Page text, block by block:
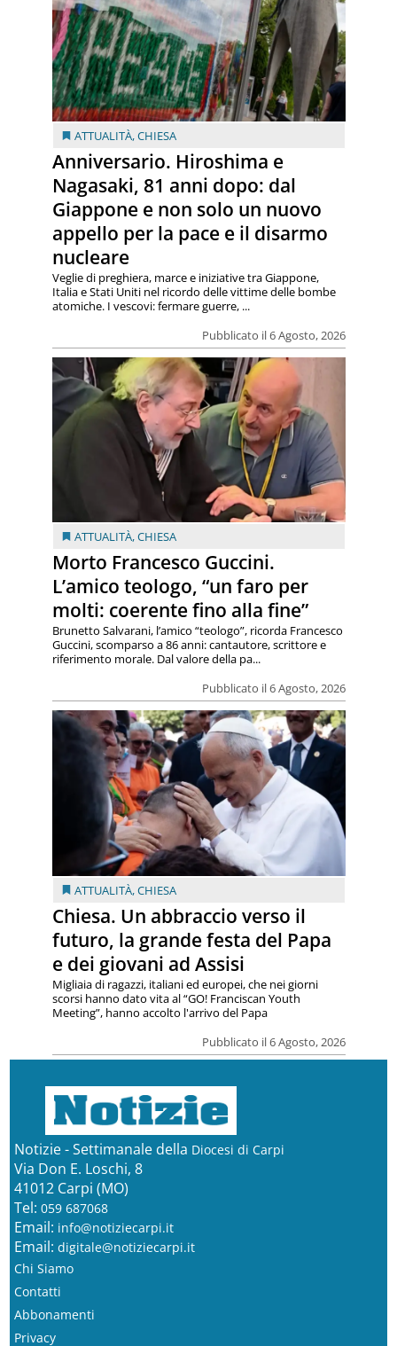
ATTUALITÀ,CHIESA
Anniversario. Hiroshima e
Nagasaki, 81 anni dopo: dal
Giappone e non solo un nuovo
appello per la pace e il disarmo
nucleare
Pubblicato il 6 Agosto, 2026
Veglie di preghiera, marce e iniziative tra Giappone,
Italia e Stati Uniti nel ricordo delle vittime delle bombe
atomiche. I vescovi: fermare guerre, ...
ATTUALITÀ,CHIESA
Morto Francesco Guccini.
L’amico teologo, “un faro per
molti: coerente fino alla fine”
Pubblicato il 6 Agosto, 2026
Brunetto Salvarani, l’amico “teologo”, ricorda Francesco
Guccini, scomparso a 86 anni: cantautore, scrittore e
riferimento morale. Dal valore della pa...
ATTUALITÀ,CHIESA
Chiesa. Un abbraccio verso il
futuro, la grande festa del Papa
e dei giovani ad Assisi
Pubblicato il 6 Agosto, 2026
Migliaia di ragazzi, italiani ed europei, che nei giorni
scorsi hanno dato vita al “GO! Franciscan Youth
Meeting”, hanno accolto l'arrivo del Papa
Notizie - Settimanale della Diocesi di Carpi
Via Don E. Loschi, 8
41012 Carpi (MO)
Tel: 059 687068
Email: info@notiziecarpi.it
Email: digitale@notiziecarpi.it
Chi Siamo
Contatti
Abbonamenti
Privacy